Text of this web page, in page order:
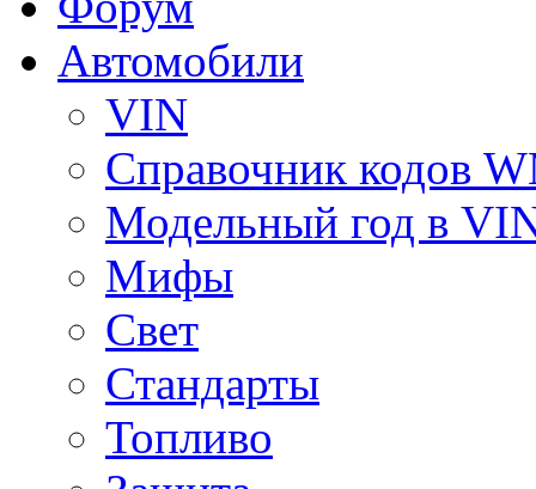
Автомобили
VIN
Справочник кодов
Модельный год в
Мифы
Свет
Стандарты
Топливо